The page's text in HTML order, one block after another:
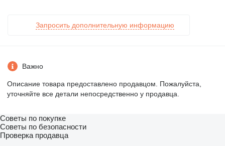
Запросить дополнительную информацию
Важно
Описание товара предоставлено продавцом. Пожалуйста,
уточняйте все детали непосредственно у продавца.
Советы по покупке
Советы по безопасности
Проверка продавца